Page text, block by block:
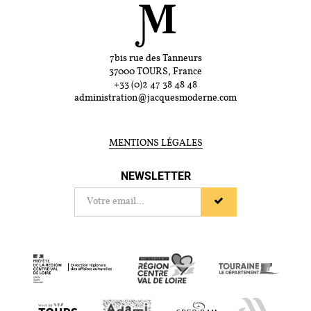
7bis rue des Tanneurs
37000 TOURS, France
+33 (0)2 47 38 48 48
administration@jacquesmoderne.com
MENTIONS LÉGALES
NEWSLETTER